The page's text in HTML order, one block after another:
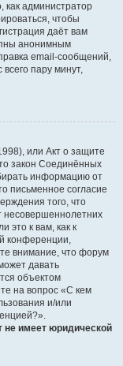
как администратор
чтобы
даёт вам
анонимным
email-сообщений,
всего пару минут,
или Акт о защите
закон Соединённых
информацию от
письменное согласие
того, что
это к вам, как к
конференции,
внимание, что форум
давать
объектом
на вопрос «С кем
и/или
не имеет юридической